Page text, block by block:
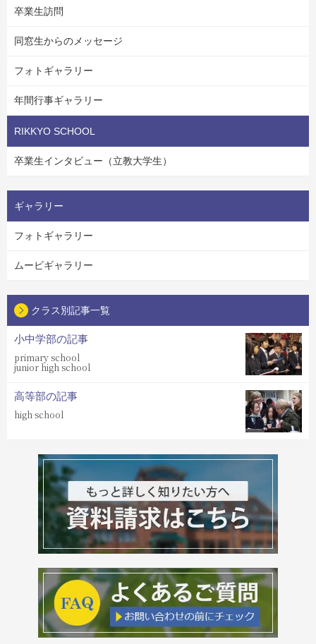
卒業生訪問
同窓生からのメッセージ
フォトギャラリー
年間行事ギャラリー
RIKKYO SCHOOL
卒業生インタビュー（立教大学生）
ギャラリー
フォトギャラリー
ムービギャラリー
クラス別記事一覧
小中学部の記事
primary school
junior high school
高等部の記事
high school